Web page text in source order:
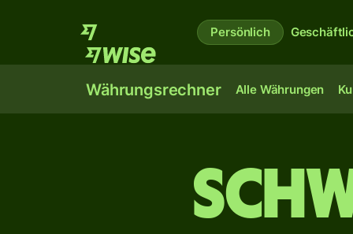
Persönlich
Währungsrechner Alle Währungen